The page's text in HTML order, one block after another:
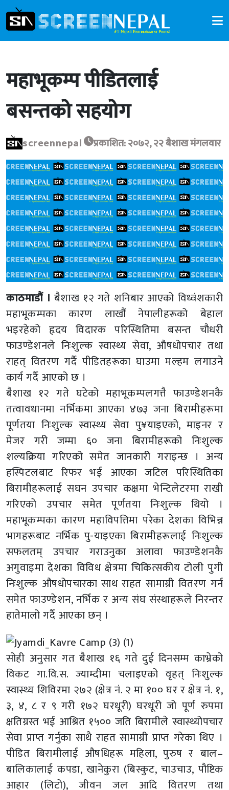
महाभूकम्प पीडितलाई
बसन्तको सहयोग
screennepal प्रकाशित: २०७२, २२ बैशाख मंगलवार
काठमाडौं । बैशाख १२ गते शनिबार आएको विध्वंशकारी
महाभूकम्पका कारण लाखौं नेपालीहरूको बेहाल
भइरहेको हृदय विदारक परिस्थितिमा बसन्त चौधरी
फाउण्डेशनले निःशुल्क स्वास्थ्य सेवा, औषधोपचार तथा
राहत् वितरण गर्दै पीडितहरूका घाउमा मल्हम लगाउने
कार्य गर्दै आएको छ ।
बैशाख १२ गते घटेको महाभूकम्पलगत्तै फाउण्डेशनकै
तत्वावधानमा नर्भिकमा आएका ४७३ जना बिरामीहरूमा
पूर्णतया निःशुल्क स्वास्थ्य सेवा पु¥याइएको, माइनर र
मेजर गरी जम्मा ६० जना बिरामीहरूको निःशुल्क
शल्यक्रिया गरिएको समेत जानकारी गराइन्छ । अन्य
हस्पिटलबाट रिफर भई आएका जटिल परिस्थितिका
बिरामीहरूलाई सघन उपचार कक्षमा भेन्टिलेटरमा राखी
गरिएको उपचार समेत पूर्णतया निःशुल्क थियो ।
महाभूकम्पका कारण महाविपत्तिमा परेका देशका विभिन्न
भागहरूबाट नर्भिक पु-याइएका बिरामीहरूलाई निःशुल्क
सफलतम् उपचार गराउनुका अलावा फाउण्डेशनकै
अगुवाइमा देशका विविध क्षेत्रमा चिकित्सकीय टोली पुगी
निःशुल्क औषधोपचारका साथ राहत सामाग्री वितरण गर्न
समेत फाउण्डेशन, नर्भिक र अन्य संघ संस्थाहरूले निरन्तर
हातेमालो गर्दै आएका छन् ।
सोही अनुसार गत बैशाख १६ गते दुई दिनसम्म काभ्रेको
विकट गा.वि.स. ज्याम्दीमा चलाइएको वृहत् निःशुल्क
स्वास्थ्य शिविरमा २७२ (क्षेत्र नं. २ मा १०० घर र क्षेत्र नं. १,
३, ४, ८ र ९ गरी १७२ घरधूरी) घरधूरी जो पूर्ण रुपमा
क्षतिग्रस्त भई आश्रित १५०० जति बिरामीले स्वास्थ्योपचार
सेवा प्राप्त गर्नुका साथै राहत सामाग्री प्राप्त गरेका थिए ।
पीडित बिरामीलाई औषधिहरू महिला, पुरुष र बाल–
बालिकालाई कपडा, खानेकुरा (बिस्कुट, चाउचाउ, पौष्टिक
आहार (लिटो), जीवन जल आदि वितरण तथा